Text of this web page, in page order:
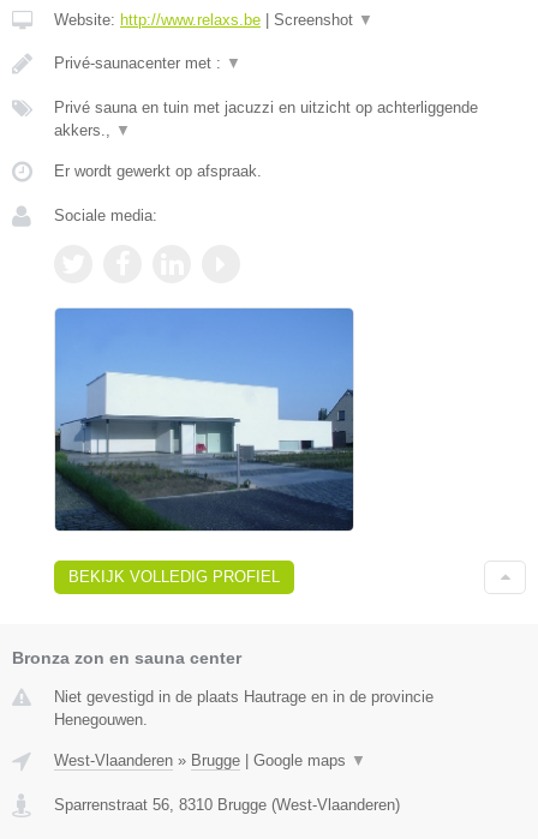
Website: http://www.relaxs.be | Screenshot ▼
Privé-saunacenter met : ▼
Privé sauna en tuin met jacuzzi en uitzicht op achterliggende
akkers.,
▼
Er wordt gewerkt op afspraak.
Sociale media:
BEKIJK VOLLEDIG PROFIEL
Bronza zon en sauna center
Niet gevestigd in de plaats Hautrage en in de provincie
Henegouwen.
West-Vlaanderen » Brugge Google maps ▼
Sparrenstraat 56, 8310 Brugge (West-Vlaanderen)